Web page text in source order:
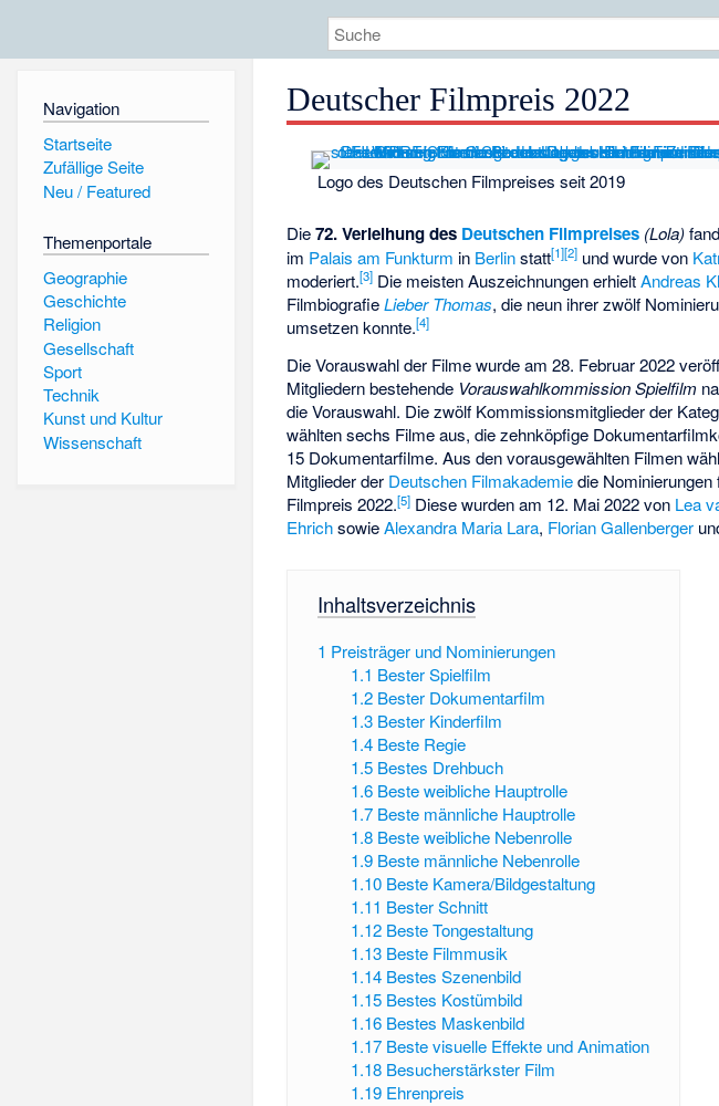
Navigation
Startseite
Zufällige Seite
Neu / Featured
Themenportale
Geographie
Geschichte
Religion
Gesellschaft
Sport
Technik
Kunst und Kultur
Wissenschaft
Deutscher Filmpreis 2022
Logo des Deutschen Filmpreises seit 2019
Die72. Verleihung des Deutschen Filmpreises (Lola)
im Palais am Funkturm in Berlinstatt[1][2] und wurde von
moderiert.[3] Die meisten Auszeichnungen erhieltAndreas
FilmbiografieLieber Thomas, die neun ihrer zwölf
umsetzen konnte.[4]
Die Vorauswahl der Filme wurde am 28. Februar 2022
Mitgliedern bestehende Vorauswahlkommission Spielfilm
die Vorauswahl. Die zwölf Kommissionsmitglieder der
wählten sechs Filme aus, die zehnköpfige
15 Dokumentarfilme. Aus den vorausgewählten Filmen
Mitglieder der Deutschen Filmakademiedie
Filmpreis 2022.[5] Diese wurden am 12. Mai 2022 von Lea
EhrichsowieAlexandra Maria Lara, Florian Gallenberger
Inhaltsverzeichnis
1 Preisträger und Nominierungen
1.1 Bester Spielfilm
1.2 Bester Dokumentarfilm
1.3 Bester Kinderfilm
1.4 Beste Regie
1.5 Bestes Drehbuch
1.6 Beste weibliche Hauptrolle
1.7 Beste männliche Hauptrolle
1.8 Beste weibliche Nebenrolle
1.9 Beste männliche Nebenrolle
1.10 Beste Kamera/Bildgestaltung
1.11 Bester Schnitt
1.12 Beste Tongestaltung
1.13 Beste Filmmusik
1.14 Bestes Szenenbild
1.15 Bestes Kostümbild
1.16 Bestes Maskenbild
1.17 Beste visuelle Effekte und Animation
1.18 Besucherstärkster Film
1.19 Ehrenpreis